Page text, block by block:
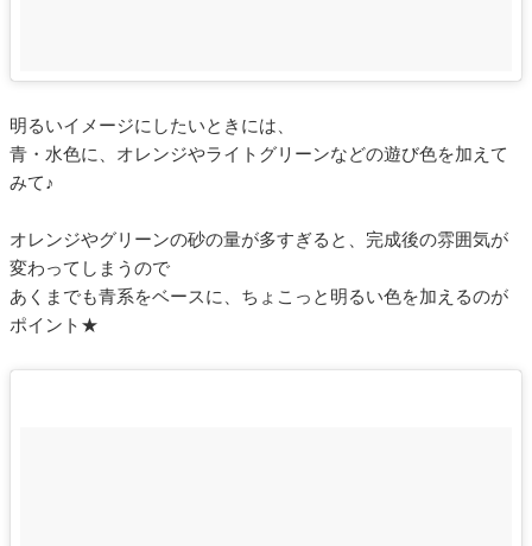
明るいイメージにしたいときには、
青・水色に、オレンジやライトグリーンなどの遊び色を加えて
みて♪
オレンジやグリーンの砂の量が多すぎると、完成後の雰囲気が
変わってしまうので
あくまでも青系をベースに、ちょこっと明るい色を加えるのが
ポイント★